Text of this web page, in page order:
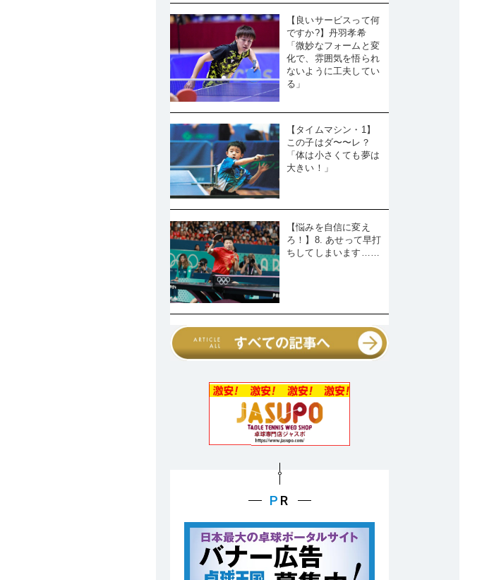
【良いサービスって何
ですか?】丹羽孝希
「微妙なフォームと変
化で、雰囲気を悟られ
ないように工夫してい
る」
【タイムマシン・1】
この子はダ〜〜レ？
「体は小さくても夢は
大きい！」
【悩みを自信に変え
ろ！】8. あせって早打
ちしてしまいます……